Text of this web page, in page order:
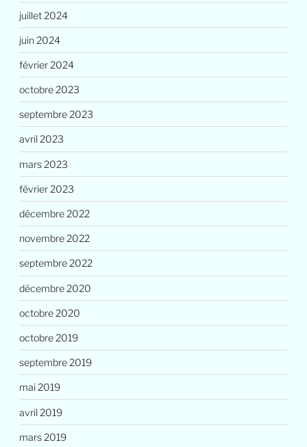
juillet 2024
juin 2024
février 2024
octobre 2023
septembre 2023
avril 2023
mars 2023
février 2023
décembre 2022
novembre 2022
septembre 2022
décembre 2020
octobre 2020
octobre 2019
septembre 2019
mai 2019
avril 2019
mars 2019